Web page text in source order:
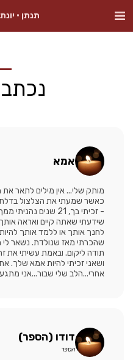
תנתן •
נכתב
אמא
מותק שלי... אין מילים לתאר
- זכיתי בך, 21 שנים
שידעתי שאתה קיים ואראה
לחנך אותך או ללמד אותך
שהכרתי מאז שנולדת. נשאר לי
תודה ליקום. ובאמת עשיתי את
ושאני זכיתי להיות אמא שלך.
אחרי...הלב שלי שבור...אני
דודו (הספר)
הספר